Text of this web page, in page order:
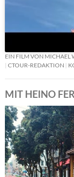
EIN FILM VON MICHAEL
CTOUR-REDAKTION
MIT HEINO